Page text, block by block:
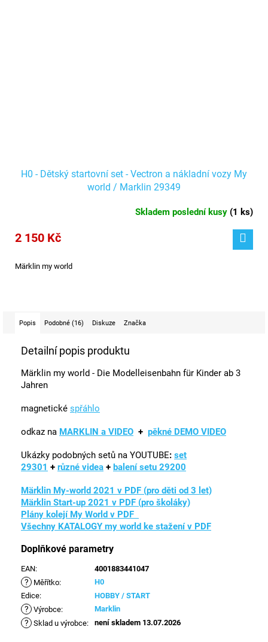
H0 - Dětský startovní set - Vectron a nákladní vozy My
world / Marklin 29349
Skladem poslední kusy (1 ks)
2 150 Kč
Märklin my world
Popis Podobné (16) Diskuze Značka
Detailní popis produktu
Märklin my world - Die Modelleisenbahn für Kinder ab 3
Jahren
magnetické spřáhlo
odkaz na MARKLIN a VIDEO + pěkné DEMO VIDEO
Ukázky podobných setů na YOUTUBE: set
29301 + různé videa + balení setu 29200
Märklin My-world 2021 v PDF (pro děti od 3 let)
Märklin Start-up 2021 v PDF (pro školáky)
Plány kolejí My World v PDF
Všechny KATALOGY my world ke stažení v PDF
Doplňkové parametry
EAN: 4001883441047
? Měřítko:
H0
Edice: HOBBY / START
? Výrobce: Marklin
? Sklad u výrobce: není skladem 13.07.2026